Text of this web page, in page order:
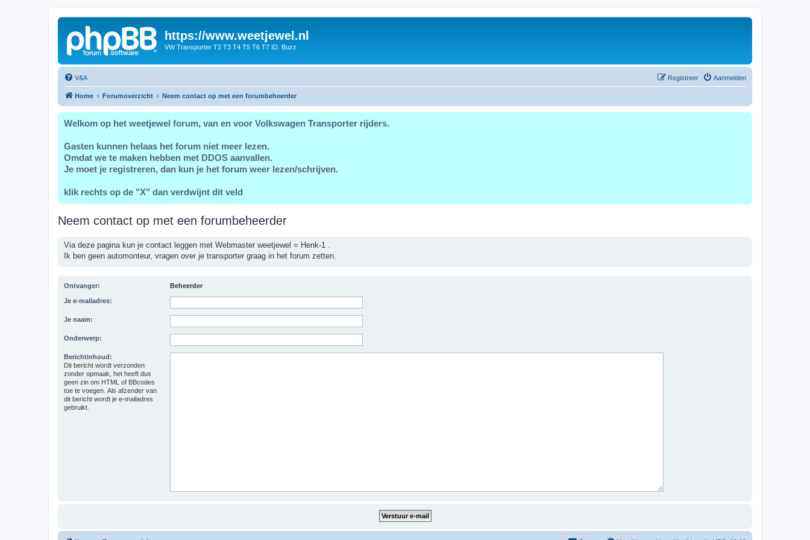
https://www.weetjewel.nl
VW Transporter T2 T3 T4 T5 T6 T7 ID. Buzz
V&A Aanmelden
Registreer
Home Forumoverzicht Neem contact op met een forumbeheerder
Welkom op het weetjewel forum, van en voor Volkswagen Transporter rijders.
Gasten kunnen helaas het forum niet meer lezen.
Omdat we te maken hebben met DDOS aanvallen.
Je moet je registreren, dan kun je het forum weer lezen/schrijven.
klik rechts op de "X" dan verdwijnt dit veld
Neem contact op met een forumbeheerder
Via deze pagina kun je contact leggen met Webmaster weetjewel = Henk-1 .
Ik ben geen automonteur, vragen over je transporter graag in het forum zetten.
Ontvanger: Beheerder
Je e-mailadres:
Je naam:
Onderwerp:
Berichtinhoud:
Dit bericht wordt verzonden
zonder opmaak, het heeft dus
geen zin om HTML of BBcodes
toe te voegen. Als afzender van
dit bericht wordt je e-mailadres
gebruikt.